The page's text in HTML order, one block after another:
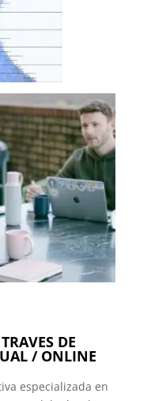
DE
/ ONLINE
especializada en